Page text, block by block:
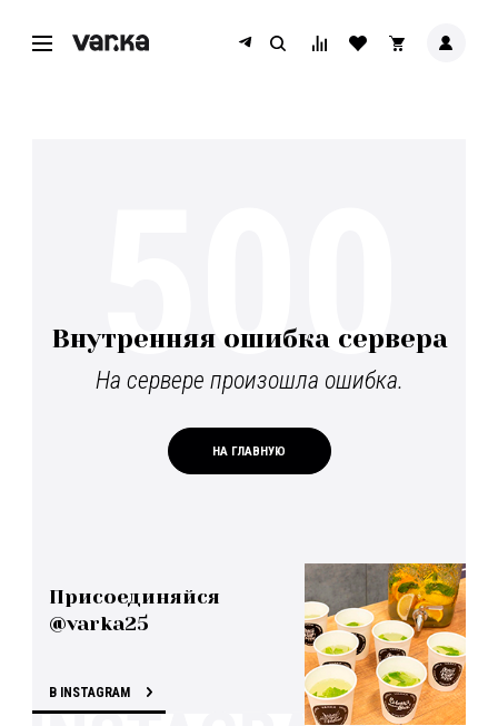
Внутренняя ошибка сервера
На сервере произошла ошибка.
НА ГЛАВНУЮ
500
Присоединяйся
@varka25
В INSTAGRAM